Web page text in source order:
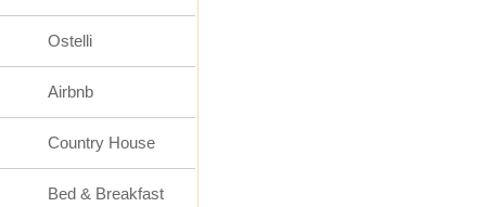
Ostelli
Airbnb
Country House
Bed & Breakfast